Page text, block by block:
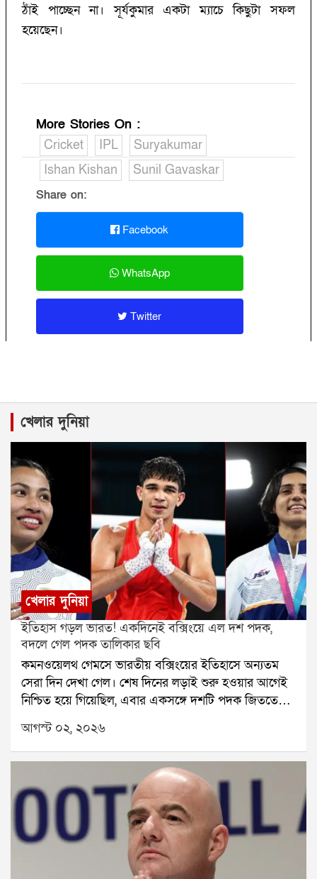
ঠাঁই পাচ্ছেন না। সূর্যকুমার একটা ম্যাচে কিছুটা সফল
হয়েছেন।
More Stories On :
Cricket
IPL
Suryakumar
Ishan Kishan
Sunil Gavaskar
Share on:
Facebook
WhatsApp
Twitter
খেলার দুনিয়া
খেলার দুনিয়া
ইতিহাস গড়ল ভারত! একদিনেই বক্সিংয়ে এল দশ পদক,
বদলে গেল পদক তালিকার ছবি
কমনওয়েলথ গেমসে ভারতীয় বক্সিংয়ের ইতিহাসে অন্যতম
সেরা দিন দেখা গেল। শেষ দিনের লড়াই শুরু হওয়ার আগেই
নিশ্চিত হয়ে গিয়েছিল, এবার একসঙ্গে দশটি পদক জিততে
চলেছেন ভারতের বক্সাররা। এর আগে কমনওয়েলথ গেমসে
ভারত কখনও বক্সিংয়ে এত বেশি পদক জিততে পারেনি। তাই
শুরু থেকেই এই সাফল্য ইতিহাসের পাতায় জায়গা করে নেয়।
শেষ পর্যন্ত ভারতের ঝুলিতে আসে মোট দশটি পদক। তার
মধ্যে রয়েছে সাতটি সোনা এবং তিনটি রুপো। এই দুরন্ত
সাফল্যের ফলে বক্সিংয়ে প্রতিযোগিতার অন্যতম সফল দেশ
হিসেবে শেষ করল ভারত। আগামী কমনওয়েলথ গেমসের
আগে এই ফল ভারতীয় বক্সিংয়ের আত্মবিশ্বাস আরও
অনেকটাই বাড়িয়ে দিল।মহিলা বক্সারদের পারফরম্যান্স ছিল
আগস্ট ০২, ২০২৬